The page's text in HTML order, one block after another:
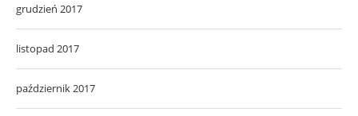
grudzień 2017
listopad 2017
październik 2017